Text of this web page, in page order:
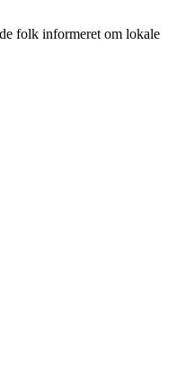
folk informeret om lokale